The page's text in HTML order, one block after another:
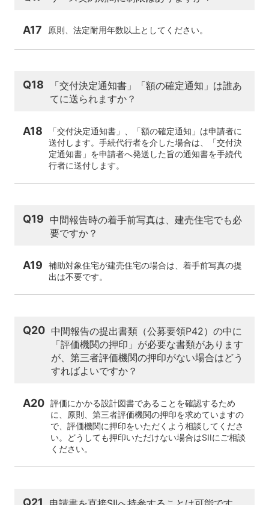
A17 原則、法定耐用年数以上としてください。
Q18
「交付決定通知書」「額の確定通知」は誰あ
てに送られますか？
A18
「交付決定通知書」、「額の確定通知」は申請者に
送付します。手続代行者を介した場合は、「交付決
定通知書」を申請者へ発送した旨の通知書を手続代
行者に送付します。
Q19 中間報告時の着手前写真は、建売住宅でも必
要ですか？
A19
補助対象住宅が建売住宅の場合は、着手前写真の提
出は不要です。
Q20 中間報告の提出書類（公募要領P42）の中に
「評価機関の押印」が必要な書類があります
が、第三者評価機関の押印がない場合はどう
すればよいですか？
A20 評価にかかる設計図書であることを確認するため
に、原則、第三者評価機関の押印を求めていますの
で、評価機関に押印をいただくよう相談してくださ
い。どうしても押印いただけない場合はSIIにご相談
ください。
Q21